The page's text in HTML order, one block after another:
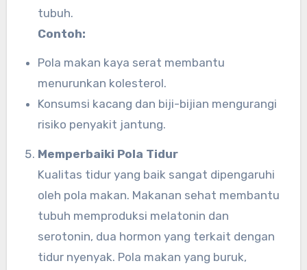
tubuh.
Contoh:
Pola makan kaya serat membantu
menurunkan kolesterol.
Konsumsi kacang dan biji-bijian mengurangi
risiko penyakit jantung.
Memperbaiki Pola Tidur
Kualitas tidur yang baik sangat dipengaruhi
oleh pola makan. Makanan sehat membantu
tubuh memproduksi melatonin dan
serotonin, dua hormon yang terkait dengan
tidur nyenyak. Pola makan yang buruk,